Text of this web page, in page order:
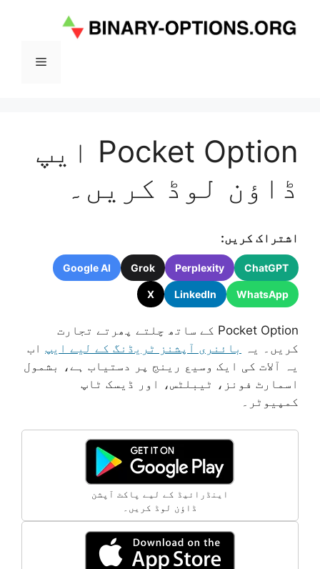
Menu
Pocket Option ایپ
ڈاؤن لوڈ کریں۔
اشتراک کریں:
ChatGPT
Perplexity
Grok
Google AI
WhatsApp
LinkedIn
X
Pocket Option کے ساتھ چلتے پھرتے تجارت
کریں۔ یہ
بائنری آپشنز ٹریڈنگ کے لیے ایپ اب
یہ آلات کی ایک وسیع رینج پر دستیاب ہے، بشمول
اسمارٹ فونز، ٹیبلٹس، اور ڈیسک ٹاپ
کمپیوٹر۔
اینڈرائیڈ کے لیے پاکٹ آپشن
ڈاؤن لوڈ کریں۔